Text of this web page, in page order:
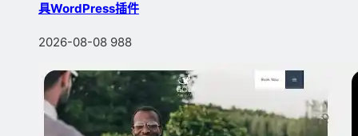
具WordPress插件
2026-08-08 988